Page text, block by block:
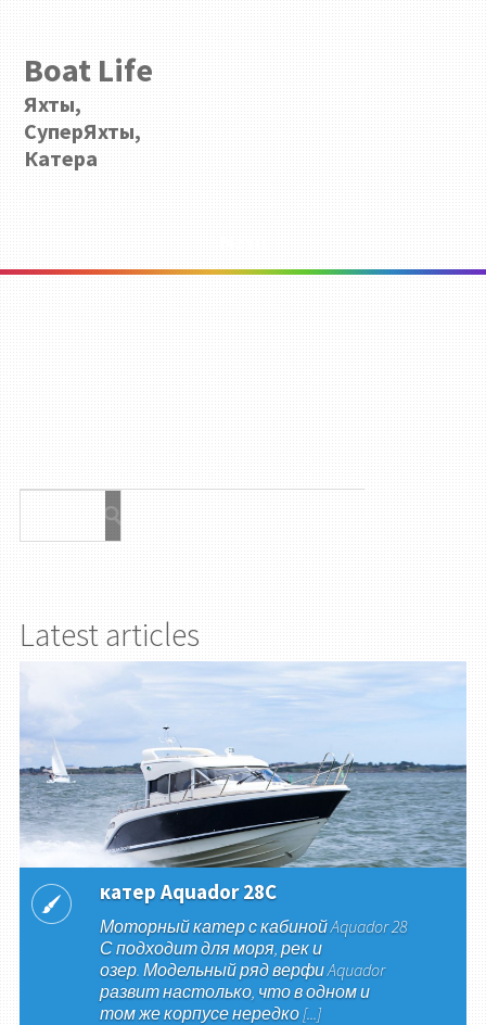
Boat Life
Яхты,
СуперЯхты,
Катера
Latest articles
катер Aquador 28C
Моторный катер с кабиной Aquador 28
С подходит для моря, рек и
озер. Модельный ряд верфи Aquador
развит настолько, что в одном и
том же корпусе нередко [...]